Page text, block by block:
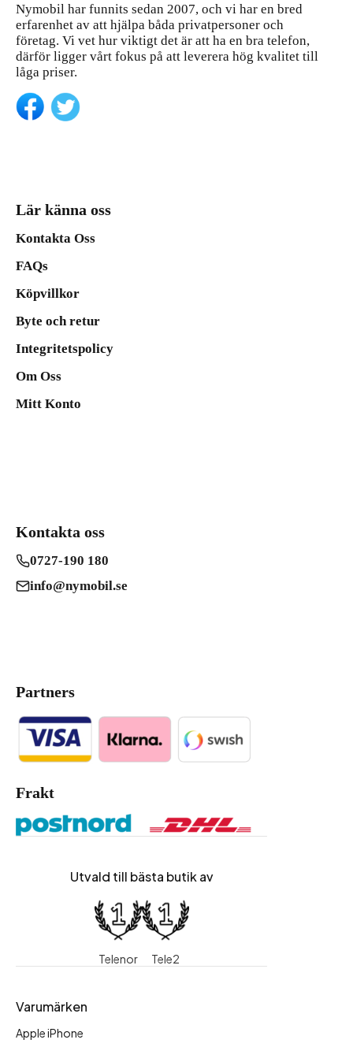
Nymobil har funnits sedan 2007, och vi har en bred
erfarenhet av att hjälpa båda privatpersoner och
företag. Vi vet hur viktigt det är att ha en bra telefon,
därför ligger vårt fokus på att leverera hög kvalitet till
låga priser.
Lär känna oss
Kontakta Oss
FAQs
Köpvillkor
Byte och retur
Integritetspolicy
Om Oss
Mitt Konto
Kontakta oss
0727-190 180
info@nymobil.se
Partners
Frakt
Utvald till bästa butik av
Telenor Tele2
Varumärken
Apple iPhone